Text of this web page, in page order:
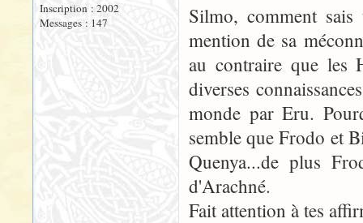
Inscription : 2002
Messages : 147
Silmo, comment
mention de sa
au contraire que les
diverses
monde par Eru.
semble que Frodo et
Quenya...de plus
d'Arachné.
Fait attention à tes